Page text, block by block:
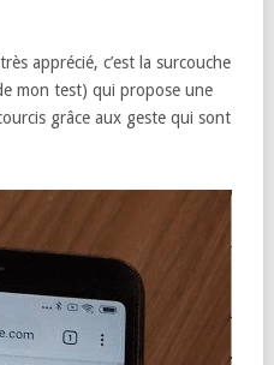
apprécié, c’est la surcouche
mon test) qui propose une
grâce aux geste qui sont